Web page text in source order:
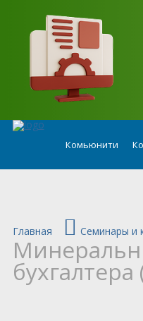
Комьюнити
Главная Семинары и